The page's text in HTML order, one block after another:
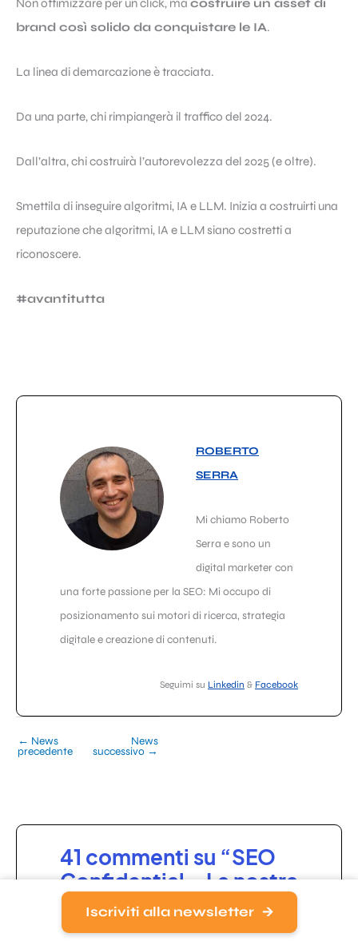
Non ottimizzare per un click, ma costruire un asset di
brand così solido da conquistare le IA.
La linea di demarcazione è tracciata.
Da una parte, chi rimpiangerà il traffico del 2024.
Dall’altra, chi costruirà l’autorevolezza del 2025 (e oltre).
Smettila di inseguire algoritmi, IA e LLM. Inizia a costruirti una
reputazione che algoritmi, IA e LLM siano costretti a
riconoscere.
#avantitutta
ROBERTO
SERRA
Mi chiamo Roberto
Serra e sono un
digital marketer con
una forte passione per la SEO: Mi occupo di
posizionamento sui motori di ricerca, strategia
digitale e creazione di contenuti.
Seguimi su Linkedin & Facebook
← News
precedente
News
successivo →
41 commenti su “SEO
Confidential – La nostra
intervista esclusiva a
Johannes Beus, il
Iscriviti alla newsletter